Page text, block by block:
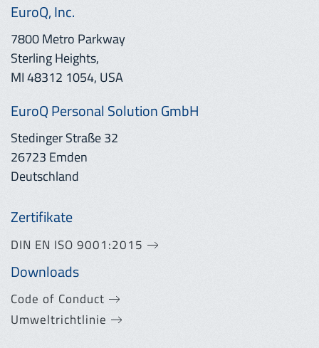
EuroQ, Inc.
7800 Metro Parkway
Sterling Heights,
MI 48312 1054, USA
EuroQ Personal Solution GmbH
Stedinger Straße 32
26723 Emden
Deutschland
Zertifikate
DIN EN ISO 9001:2015
Downloads
Code of Conduct
Umweltrichtlinie